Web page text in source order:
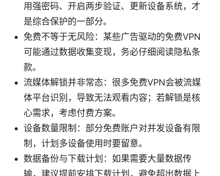
用强密码、开启两步验证、更新设备系统，才
是综合保护的一部分。
免费不等于无风险：某些广告驱动的免费VPN
可能通过数据收集变现，务必仔细阅读隐私条
款。
流媒体解锁并非常态：很多免费VPN会被流媒
体平台识别，导致无法观看内容；若解锁是核
心需求，考虑付费方案。
设备数量限制：部分免费账户对并发设备有限
制，计划多设备使用时要留意。
数据备份与下载计划：如果需要大量数据传
输，建议提前安排下载计划，避免超出数据上